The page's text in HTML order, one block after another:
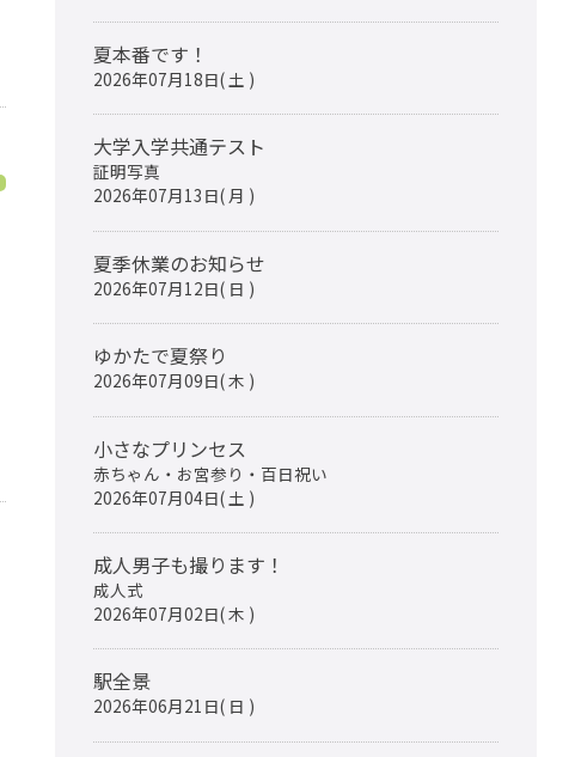
夏本番です！
2026年07月18日( 土 )
大学入学共通テスト
証明写真
2026年07月13日( 月 )
夏季休業のお知らせ
2026年07月12日( 日 )
ゆかたで夏祭り
2026年07月09日( 木 )
小さなプリンセス
赤ちゃん・お宮参り・百日祝い
2026年07月04日( 土 )
成人男子も撮ります！
成人式
2026年07月02日( 木 )
駅全景
2026年06月21日( 日 )